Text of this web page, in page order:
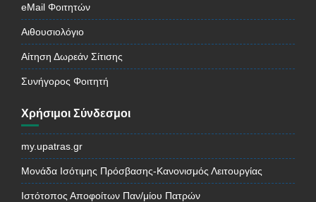
eMail Φοιτητών
Αιθουσιολόγιο
Αίτηση Δωρεάν Σίτισης
Συνήγορος Φοιτητή
Χρήσιμοι Σύνδεσμοι
my.upatras.gr
Μονάδα Ισότιμης Πρόσβασης-Κανονισμός Λειτουργίας
Ιστότοπος Αποφοίτων Παν/μίου Πατρών